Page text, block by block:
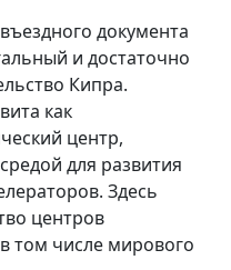
документа
и достаточно
Кипра.
как
центр,
для развития
Здесь
центров
том числе мирового